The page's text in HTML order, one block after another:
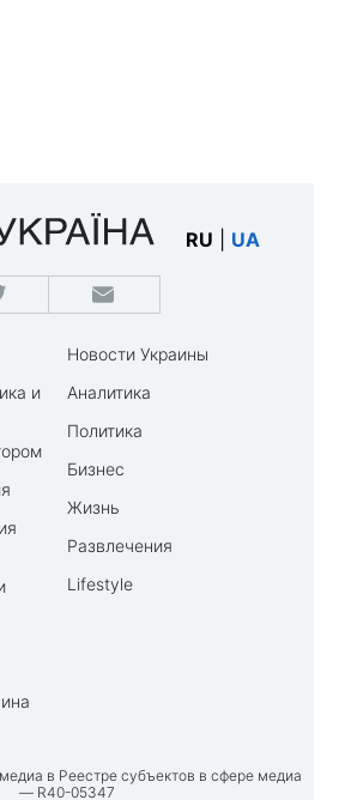
RU UA
и
Новости Украины
Аналитика
Политика
Бизнес
Жизнь
Развлечения
Lifestyle
в Реестре субъектов в сфере медиа
— R40-05347